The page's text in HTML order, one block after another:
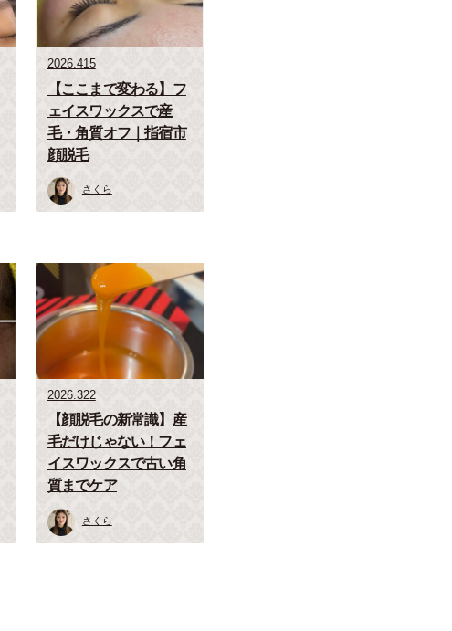
2026.415
【ここまで変わる】フ
ェイスワックスで産
毛・角質オフ｜指宿市
顔脱毛
さくら
2026.322
【顔脱毛の新常識】産
毛だけじゃない！フェ
イスワックスで古い角
質までケア
さくら